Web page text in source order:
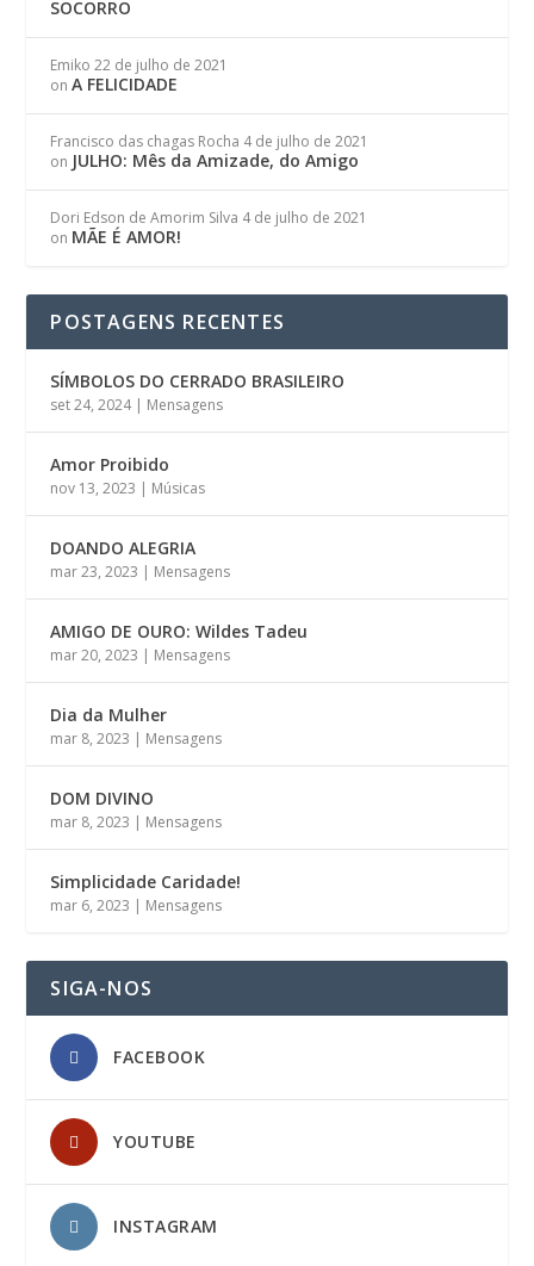
SOCORRO
Emiko 22 de julho de 2021
onA FELICIDADE
Francisco das chagas Rocha 4 de julho de 2021
on JULHO: Mês da Amizade, do Amigo
Dori Edson de Amorim Silva 4 de julho de 2021
on MÃE É AMOR!
POSTAGENS RECENTES
SÍMBOLOS DO CERRADO BRASILEIRO
set 24, 2024| Mensagens
Amor Proibido
nov 13, 2023 | Músicas
DOANDO ALEGRIA
mar 23, 2023 | Mensagens
AMIGO DE OURO: Wildes Tadeu
mar 20, 2023 | Mensagens
Dia da Mulher
mar 8, 2023 | Mensagens
DOM DIVINO
mar 8, 2023 | Mensagens
Simplicidade Caridade!
mar 6, 2023 | Mensagens
SIGA-NOS
FACEBOOK
YOUTUBE
INSTAGRAM